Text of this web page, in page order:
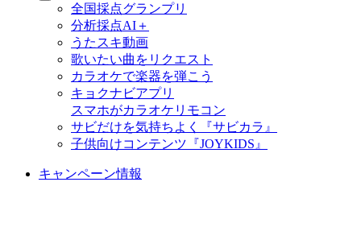
全国採点グランプリ
分析採点AI＋
うたスキ動画
歌いたい曲をリクエスト
カラオケで楽器を弾こう
キョクナビアプリ
スマホがカラオケリモコン
サビだけを気持ちよく『サビカラ』
子供向けコンテンツ『JOYKIDS』
キャンペーン情報